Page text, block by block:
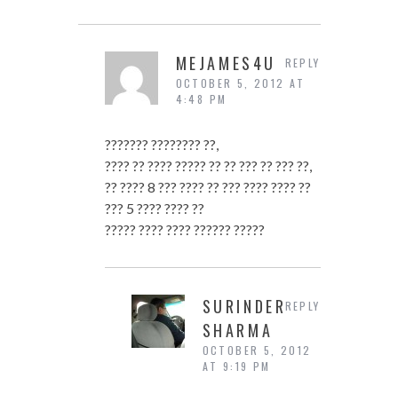
MEJAMES4U
OCTOBER 5, 2012 AT
4:48 PM
??????? ???????? ??,
???? ?? ???? ????? ?? ?? ??? ?? ??? ??,
?? ???? 8 ??? ???? ?? ??? ???? ???? ??
??? 5 ???? ???? ??
????? ???? ???? ?????? ?????
REPLY
SURINDER
SHARMA
OCTOBER 5, 2012
AT 9:19 PM
REPLY